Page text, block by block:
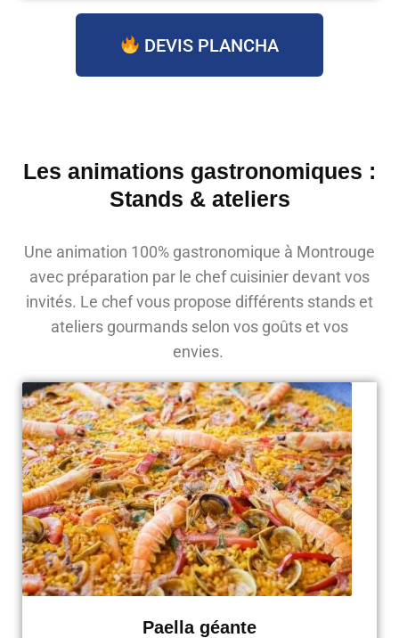
DEVIS PLANCHA
Les animations gastronomiques :
Stands & ateliers
Une animation 100% gastronomique à Montrouge
avec préparation par le chef cuisinier devant vos
invités. Le chef vous propose différents stands et
ateliers gourmands selon vos goûts et vos
envies.
Paella géante